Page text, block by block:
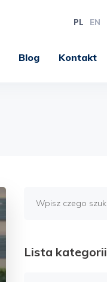
PL EN
Blog Kontakt
Lista kategorii